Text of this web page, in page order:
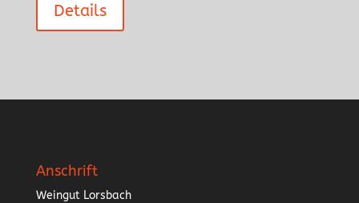
Details
Anschrift
Weingut Lorsbach